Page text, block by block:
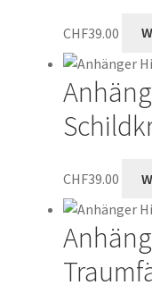
CHF39.00
CHF39.00